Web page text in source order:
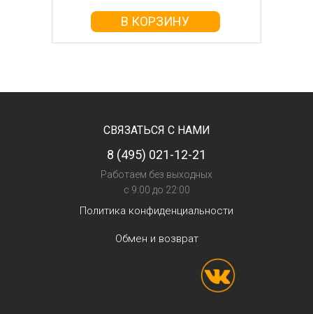
В КОРЗИНУ
СВЯЗАТЬСЯ С НАМИ
8 (495) 021-12-21
Работаем без выходных
с 9:00 до 22:00
Политика конфиденциальности
Обмен и возврат